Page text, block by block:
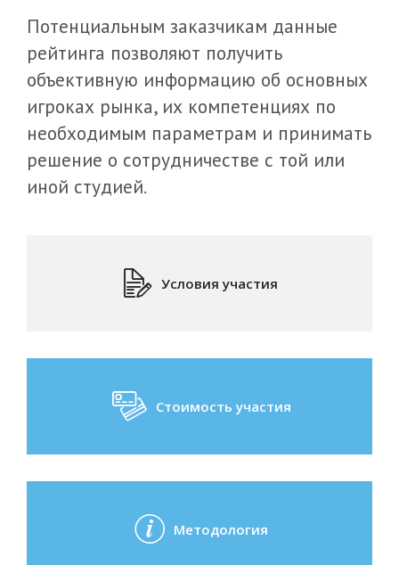
Потенциальным заказчикам данные
рейтинга позволяют получить
объективную информацию об основных
игроках рынка, их компетенциях по
необходимым параметрам и принимать
решение о сотрудничестве с той или
иной студией.
Условия участия
Стоимость участия
Методология